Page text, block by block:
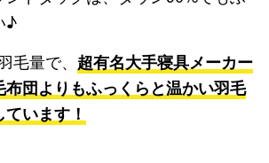
♪
毛量で、 超有名大手寝具メーカー
団よりもふっくらと温かい羽毛
います！